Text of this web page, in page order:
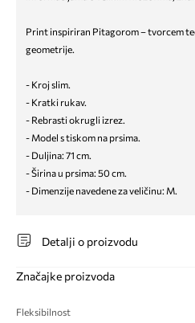
Print inspiriran Pitagorom – tvorcem
geometrije.
- Kroj slim.
- Kratki rukav.
- Rebrasti okrugli izrez.
- Model s tiskom na prsima.
- Duljina: 71 cm.
- Širina u prsima: 50 cm.
- Dimenzije navedene za veličinu: M.
Detalji o proizvodu
Značajke proizvoda
Fleksibilnost